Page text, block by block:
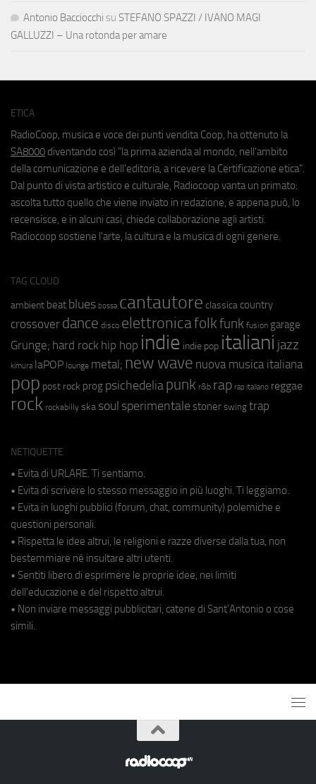
Antonio Bacciocchi su STEFANO SPAZZI / IVANO MAGI
GALLUZZI – Una rotonda per amare
ETICA
RadioCoop, musica e voce dei punti vendita Coop, ha ottenuto la
SA8000 diventando così "la prima azienda al mondo, nell'ambito
della comunicazione e dell'editoria, a ricevere la Certificazione etica".
Dal punto di vista artistico e culturale, Radiocoop vanta un primato:
ascolta tutto quello che viene inviato in redazione, e appena può, lo
recensisce, e in alcuni casi, chiede collaborazione agli artisti.
Radiocoop sostiene l'arte, la cultura e la musica di ogni genere.
TAG CLOUD
ambient beat blues bossa cantautore classica country
crossover dance disco elettronicafolkfunk fusion garage
Grunge; hard rock hip hop indie indie pop italiani jazz
kimura laPOP lounge metal; new wave nuova musica italiana
pop post rock prog psichedeliapunk r&b rap rap italiano reggae
rock rockabilly ska soul sperimentale stoner swing trap
NETIQUETTE
• Evita di URLARE. Ti sentiamo.
• Evita di scrivere lo stesso messaggio in più luoghi. Ti leggiamo.
• Evita in luoghi pubblici (forum, chat, community) polemiche e
questioni personali.
• Rispetta le idee altrui, le religioni e razze diverse dalla tua, non
bestemmiare né insultare altri utenti.
• Sentiti libero di esprimere le proprie idee, nei limiti
dell'educazione e del rispetto altrui.
• Non inviare messaggi pubblicitari, catene di Sant'Antonio o cose
simili.